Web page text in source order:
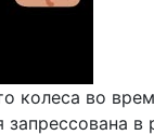
во